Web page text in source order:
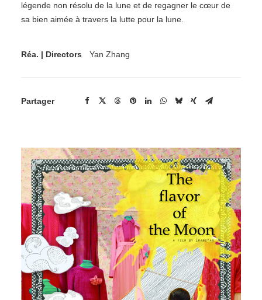
légende non résolu de la lune et de regagner le cœur de
sa bien aimée à travers la lutte pour la lune.
Réa. | Directors Yan Zhang
Partager